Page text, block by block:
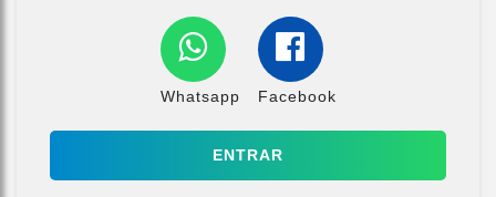
Whatsapp Facebook
ENTRAR